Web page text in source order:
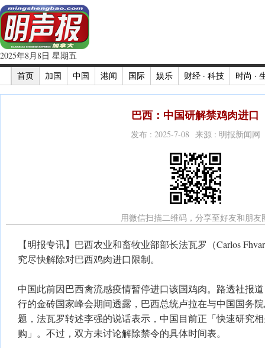
2025年8月8日 星期五
首页
加国 中国 港闻 国际 娱乐 财经 · 科技 时尚 ·
巴西：中国研解禁鸡肉进口
发布 : 2025-7-08 来源 : 明报新闻网
用微信扫描二维码，分享至好友和朋友
【明报专讯】巴西农业和畜牧业部部长法瓦罗（Carlos
究尽快解除对巴西鸡肉进口限制。
中国此前因巴西禽流感疫情暂停进口该国鸡肉。路透社报
行的金砖国家峰会期间透露，巴西总统卢拉在与中国国务
题，法瓦罗转述李强的说话表示，中国目前正「快速研究
购」。不过，双方未讨论解除禁令的具体时间表。